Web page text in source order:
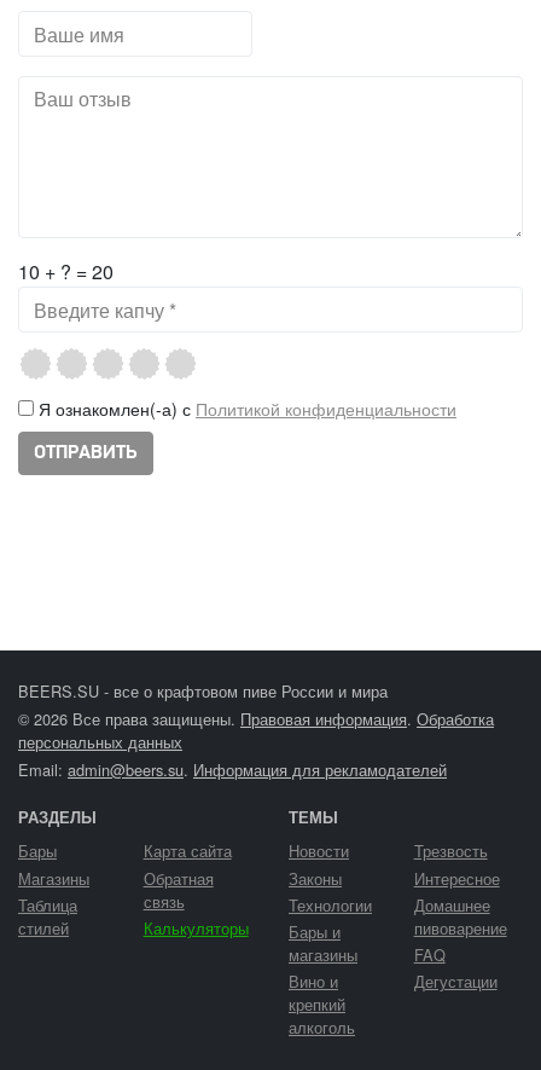
10 + ? = 20
Я ознакомлен(-а) с Политикой конфиденциальности
BEERS.SU - все о крафтовом пиве России и мира
© 2026 Все права защищены. Правовая информация. Обработка
персональных данных
Email: admin@beers.su. Информация для рекламодателей
РАЗДЕЛЫ
Бары
Магазины
Таблица
стилей
Карта сайта
Обратная
связь
Калькуляторы
ТЕМЫ
Новости
Законы
Технологии
Бары и
магазины
Вино и
крепкий
алкоголь
Трезвость
Интересное
Домашнее
пивоварение
FAQ
Дегустации